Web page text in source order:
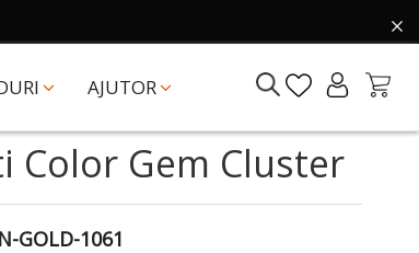
AJUTOR
Color Gem Cluster
GOLD-1061